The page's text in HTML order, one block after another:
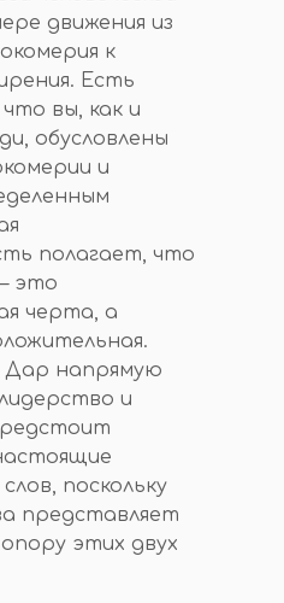
движения из
к
Есть
вы, как и
обусловлены
и
полагает, что
это
черта, а
Дар напрямую
и
поскольку
представляет
этих двух